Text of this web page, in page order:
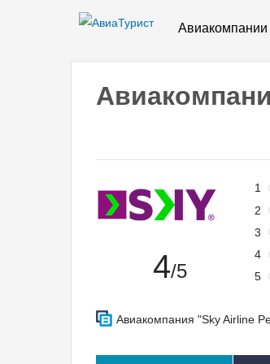
Авиакомпании
4/5
1
2
3
4
5
Авиакомпания "Sky Airline